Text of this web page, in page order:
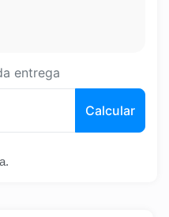
entrega
Calcular